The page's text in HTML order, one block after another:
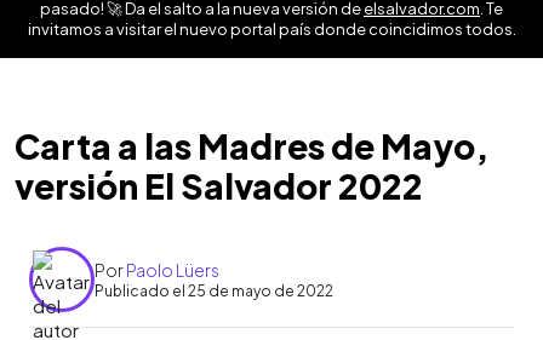
pasado! 🚀 Da el salto a la nueva versión deelsalvador.com . Te
invitamos a visitar el nuevo portal país donde coincidimos todos.
Carta a las Madres de Mayo,
versión El Salvador 2022
PorPaolo Lüers
Publicado el 25 de mayo de 2022